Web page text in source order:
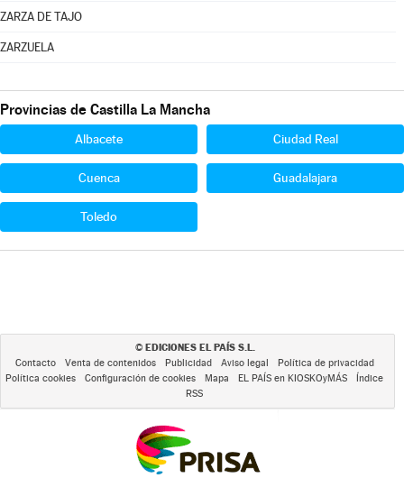
ZARZA DE TAJO
ZARZUELA
Provincias de Castilla La Mancha
Albacete Ciudad Real
Cuenca Guadalajara
Toledo
© EDICIONES EL PAÍS S.L.
Contacto Venta de contenidos Publicidad Aviso legal
Política de privacidad
Política cookies
Configuración de cookies Mapa EL PAÍS en KIOSKOyMÁS
Índice
RSS